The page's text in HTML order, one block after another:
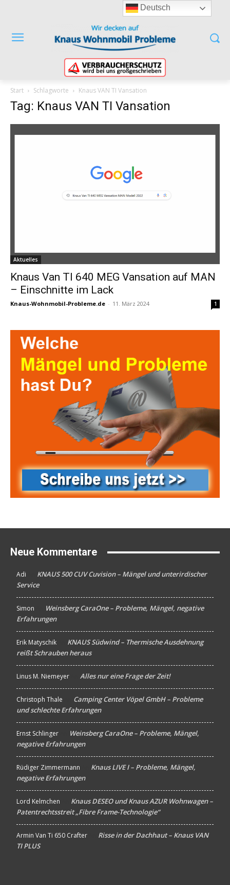
Start Schlagworte Knaus VAN TI Vansation
Tag: Knaus VAN TI Vansation
Aktuelles
Knaus Van TI 640 MEG Vansation auf MAN
– Einschnitte im Lack
Knaus-Wohnmobil-Probleme.de - 11. März 2024 1
Neue Kommentare
Adi
KNAUS 500 CUV Cuvision – Mängel und unterirdischer
Service
Simon
Weinsberg CaraOne – Probleme, Mängel, negative
Erfahrungen
Erik Matyschik
KNAUS Südwind – Thermische Ausdehnung
reißt Schrauben heraus
Linus M. Niemeyer Alles nur eine Frage der Zeit!
Christoph Thale
Camping Center Vöpel GmbH – Probleme
und schlechte Erfahrungen
Ernst Schlinger
Weinsberg CaraOne – Probleme, Mängel,
negative Erfahrungen
Rüdiger Zimmermann
Knaus LIVE I – Probleme, Mängel,
negative Erfahrungen
Lord Kelmchen
Knaus DESEO und Knaus AZUR Wohnwagen –
Patentrechtsstreit „Fibre Frame-Technologie“
Armin Van Ti 650 Crafter
Risse in der Dachhaut – Knaus VAN
TI PLUS
Deutsch